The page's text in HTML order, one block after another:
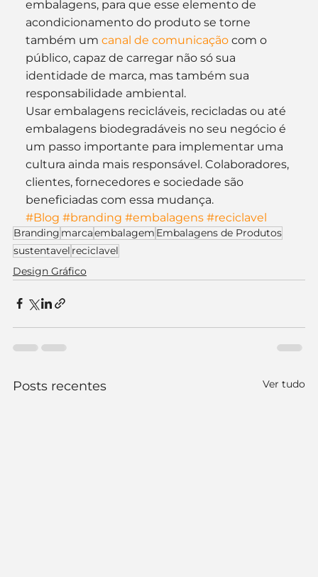
embalagens, para que esse elemento de
acondicionamento do produto se torne
também um canal de comunicação com o
público, capaz de carregar não só sua
identidade de marca, mas também sua
responsabilidade ambiental.
Usar embalagens recicláveis, recicladas ou até
embalagens biodegradáveis no seu negócio é
um passo importante para implementar uma
cultura ainda mais responsável. Colaboradores,
clientes, fornecedores e sociedade são
beneficiadas com essa mudança.
#Blog #branding #embalagens #reciclavel
Branding marcaembalagem Embalagens de Produtos
sustentavel reciclavel
Design Gráfico
Posts recentes Ver tudo